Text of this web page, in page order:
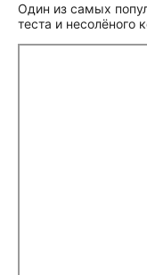
Один из самых
теста и